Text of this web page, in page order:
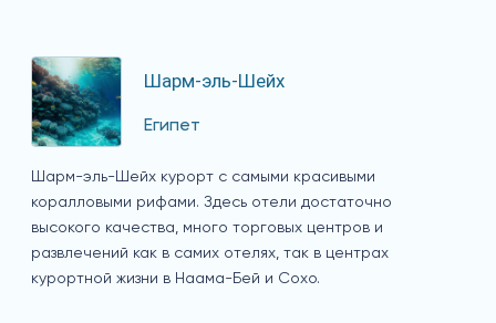
Шарм-эль-Шейх
Египет
Шарм-эль-Шейх курорт с самыми красивыми
коралловыми рифами. Здесь отели достаточно
высокого качества, много торговых центров и
развлечений как в самих отелях, так в центрах
курортной жизни в Наама-Бей и Сохо.